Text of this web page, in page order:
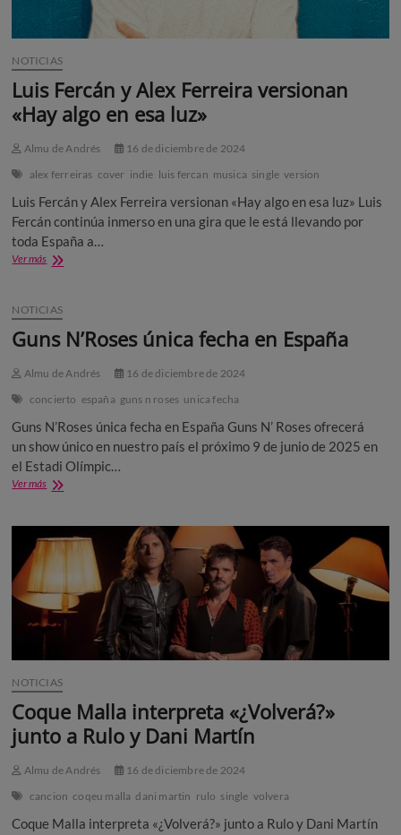
NOTICIAS
Luis Fercán y Alex Ferreira versionan
«Hay algo en esa luz»
Almu de Andrés
16 de diciembre de 2024
alex ferreiras cover indie luis fercan musica single version
Luis Fercán y Alex Ferreira versionan «Hay algo en esa luz» Luis
Fercán continúa inmerso en una gira que le está llevando por
toda España a…
Ver másLuis
Alex
Ferreira
versionan
algo
esa
NOTICIAS
Guns N’Roses única fecha en España
Almu de Andrés
16 de diciembre de 2024
concierto españa guns n roses unica fecha
Guns N’Roses única fecha en España Guns N’ Roses ofrecerá
un show único en nuestro país el próximo 9 de junio de 2025 en
el Estadi Olímpic…
Ver másGuns
en
España
NOTICIAS
Coque Malla interpreta «¿Volverá?»
junto a Rulo y Dani Martín
Almu de Andrés
16 de diciembre de 2024
cancion coqeu malla dani martin rulo single volvera
Coque Malla interpreta «¿Volverá?» junto a Rulo y Dani Martín